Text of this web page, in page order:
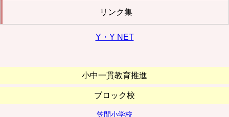
リンク集
Y・Y NET
小中一貫教育推進
ブロック校
笠間小学校